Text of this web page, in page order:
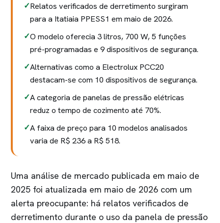
Relatos verificados de derretimento surgiram
para a Itatiaia PPESS1 em maio de 2026.
O modelo oferecia 3 litros, 700 W, 5 funções
pré-programadas e 9 dispositivos de segurança.
Alternativas como a Electrolux PCC20
destacam-se com 10 dispositivos de segurança.
A categoria de panelas de pressão elétricas
reduz o tempo de cozimento até 70%.
A faixa de preço para 10 modelos analisados
varia de R$ 236 a R$ 518.
Uma análise de mercado publicada em maio de
2025 foi atualizada em maio de 2026 com um
alerta preocupante: há relatos verificados de
derretimento durante o uso da panela de pressão